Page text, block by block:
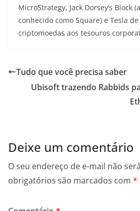
MicroStrategy, Jack Dorsey’s Block
conhecido como Square) e Tesla
criptomoedas aos tesouros
Tudo que você precisa saber
Ubisoft trazendo Rabbids
Deixe um comentário
O seu endereço de e-mail não
obrigatórios são marcados com *